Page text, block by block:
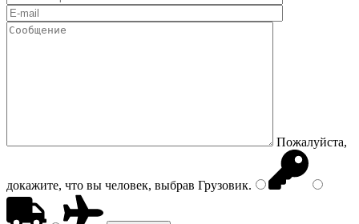
Пожалуйста,
докажите, что вы человек, выбрав Грузовик.